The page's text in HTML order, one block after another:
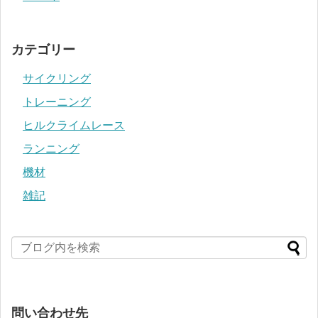
カテゴリー
サイクリング
トレーニング
ヒルクライムレース
ランニング
機材
雑記
問い合わせ先